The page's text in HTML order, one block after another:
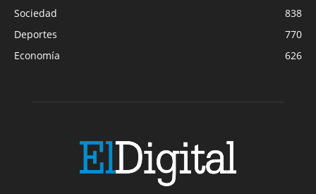
Sociedad
838
Deportes
770
Economía
626